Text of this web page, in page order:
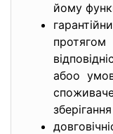
йому
протягом
абоо